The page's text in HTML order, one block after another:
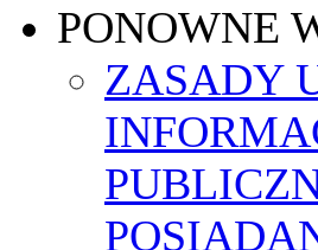
PONOWNE
ZASADY